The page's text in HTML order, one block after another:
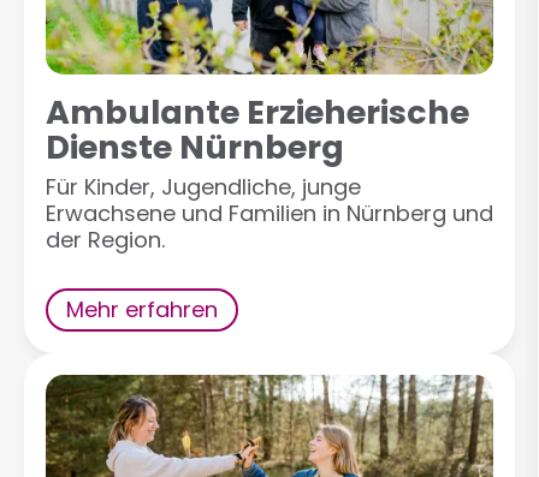
Ambulante Erzieherische
Dienste Nürnberg
Für Kinder, Jugendliche, junge
Erwachsene und Familien in Nürnberg und
der Region.
Mehr erfahren